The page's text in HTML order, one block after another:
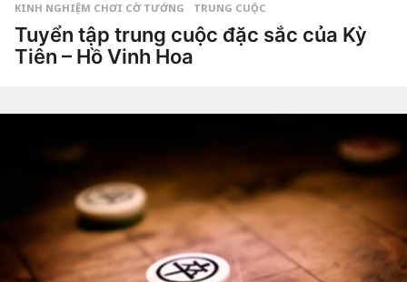
KINH NGHIỆM CHƠI CỜ TƯỚNG ,TRUNG CUỘC
Tuyển tập trung cuộc đặc sắc của Kỳ
Tiên – Hồ Vinh Hoa
byHắc
m